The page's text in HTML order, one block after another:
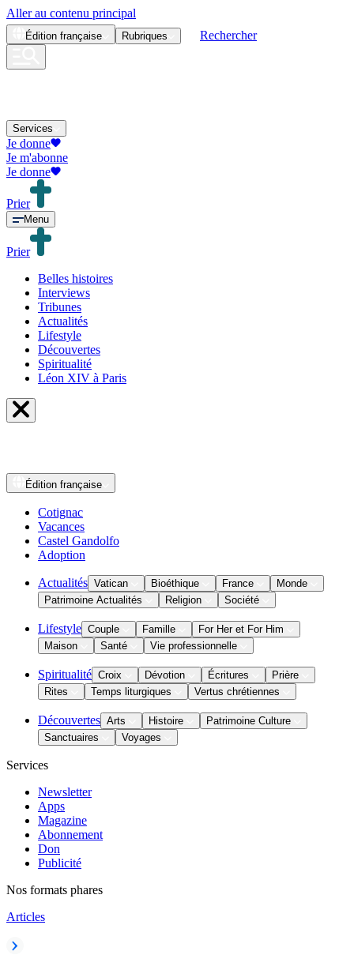
Aller au contenu principal
Édition française Rubriques Rechercher
Services
Je donne
Je m'abonne
Je donne
Prier
Menu
Prier
Belles histoires
Interviews
Tribunes
Actualités
Lifestyle
Découvertes
Spiritualité
Léon XIV à Paris
Édition française
Cotignac
Vacances
Castel Gandolfo
Adoption
Actualités Vatican Bioéthique France
Monde
Patrimoine Actualités
Religion Société
Lifestyle Couple Famille
For Her et For Him
Maison
Santé Vie professionnelle
Spiritualité Croix Dévotion Écritures
Prière
Rites
Temps liturgiques Vertus chrétiennes
Découvertes Arts Histoire
Patrimoine Culture
Sanctuaires
Voyages
Services
Newsletter
Apps
Magazine
Abonnement
Don
Publicité
Nos formats phares
Articles